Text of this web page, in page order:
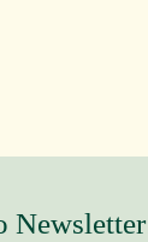
Newsletter